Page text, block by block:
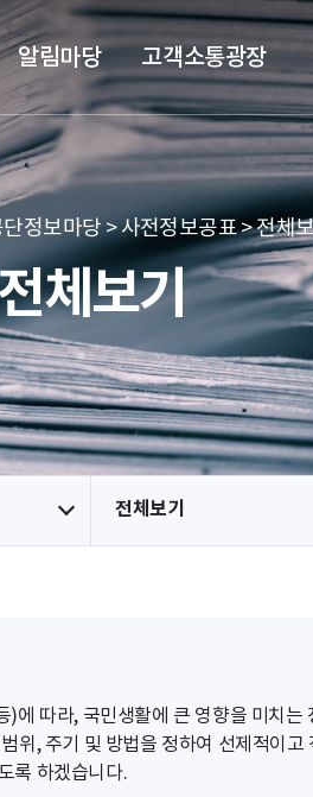
본문 바로가기
메뉴 바로가기
알림마당 고객소통광장
정보마당 > 사전정보공표 > 전체
체보기
전체보기
에 따라, 국민생활에 큰 영향을 미치
위, 주기 및 방법을 정하여 선제적이
록 하겠습니다.